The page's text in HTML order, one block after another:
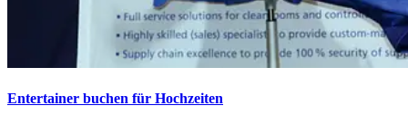
Entertainer buchen für Hochzeiten